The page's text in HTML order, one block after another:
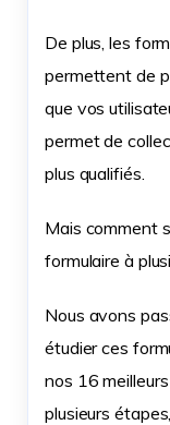
De plus, les
permettent de
que vos
permet de
plus qualifiés.
Mais comment
formulaire à
Nous avons
étudier ces
nos 16
plusieurs